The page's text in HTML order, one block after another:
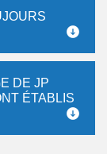
DE JP
ÉTABLIS